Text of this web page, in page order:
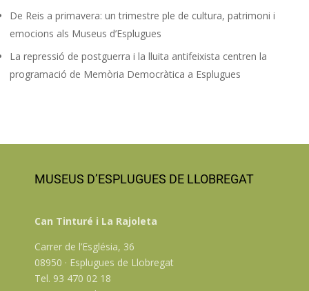
De Reis a primavera: un trimestre ple de cultura, patrimoni i
emocions als Museus d’Esplugues
La repressió de postguerra i la lluita antifeixista centren la
programació de Memòria Democràtica a Esplugues
MUSEUS D’ESPLUGUES DE LLOBREGAT
Can Tinturé i La Rajoleta
Carrer de l’Església, 36
08950 · Esplugues de Llobregat
Tel. 93 470 02 18